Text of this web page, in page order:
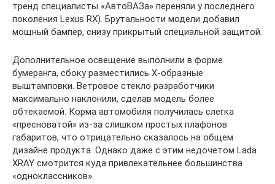
тренд специалисты «АвтоВАЗа» переняли у последнего
поколения Lexus RX). Брутальности модели добавил
мощный бампер, снизу прикрытый специальной защитой.
Дополнительное освещение выполнили в форме
бумеранга, сбоку разместились Х-образные
выштамповки. Ветровое стекло разработчики
максимально наклонили, сделав модель более
обтекаемой. Корма автомобиля получилась слегка
«пресноватой» из-за слишком простых плафонов
габаритов, что отрицательно сказалось на общем
дизайне продукта. Однако даже с этим недочетом Lada
XRAY смотрится куда привлекательнее большинства
«одноклассников».